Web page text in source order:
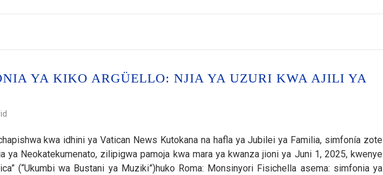
YA KIKO ARGÜELLO: NJIA YA UZURI KWA AJILI YA
kwa idhini ya Vatican News Kutokana na hafla ya Jubilei ya Familia, simfonía zote
ya Neokatekumenato, zilipigwa pamoja kwa mara ya kwanza jioni ya Juni 1, 2025, kwenye
(“Ukumbi wa Bustani ya Muziki”)huko Roma: Monsinyori Fisichella asema: simfonia ya